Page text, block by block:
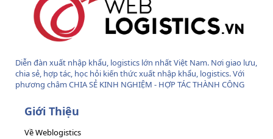
Diễn đàn xuất nhập khẩu, logistics lớn nhất Việt Nam. Nơi giao lưu,
chia sẻ, hợp tác, học hỏi kiến thức xuất nhập khẩu, logistics. Với
phương châm CHIA SẺ KINH NGHIỆM - HỢP TÁC THÀNH CÔNG
Giới Thiệu
Về Weblogistics